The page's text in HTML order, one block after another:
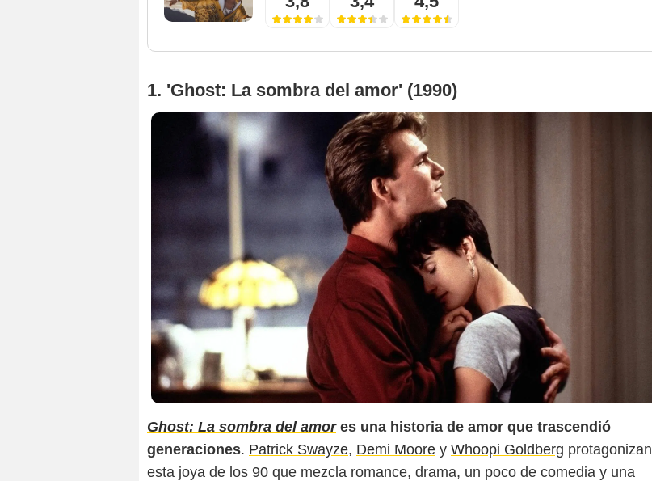
1. 'Ghost: La sombra del amor' (1990)
Ghost: La sombra del amores una historia de amor que trascendió
generaciones. Patrick Swayze, Demi Moore y Whoopi Goldberg protagonizan
esta joya de los 90 que mezcla romance, drama, un poco de comedia y una
Netflix